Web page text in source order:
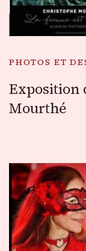
PHOTOS ET
Exposition
Mourthé